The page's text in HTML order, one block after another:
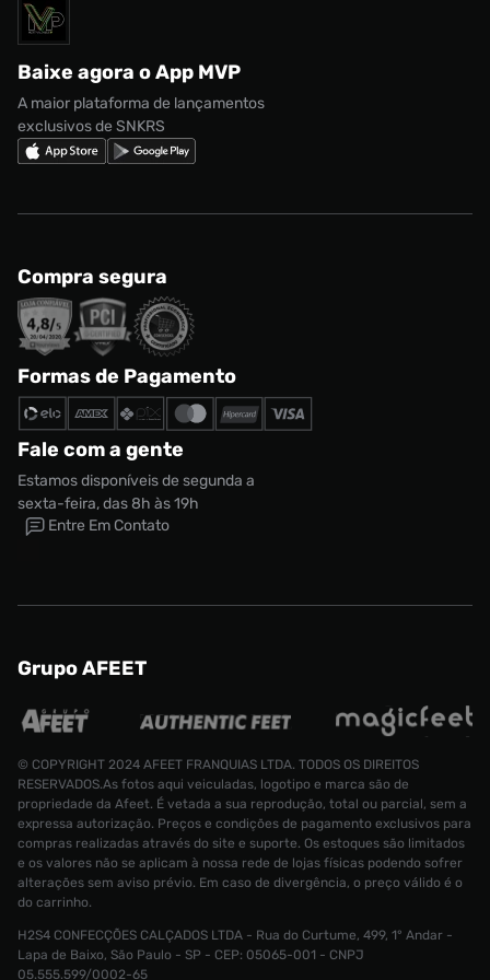
Marcas
adidas Campus
Nike Shox
Política de privacidade
Regulamento CRM/ CASHBACK
Regulamento Cupom
Solicite seus dados
Baixe agora o App MVP
A maior plataforma de lançamentos
exclusivos de SNKRS
Compra segura
Formas de Pagamento
Fale com a gente
Estamos disponíveis de segunda a
sexta-feira, das 8h às 19h
Entre Em Contato
Grupo AFEET
© COPYRIGHT 2024 AFEET FRANQUIAS LTDA. TODOS OS DIREITOS
RESERVADOS.As fotos aqui veiculadas, logotipo e marca são de
propriedade da Afeet. É vetada a sua reprodução, total ou parcial, sem a
expressa autorização. Preços e condições de pagamento exclusivos para
compras realizadas através do site e suporte. Os estoques são limitados
e os valores não se aplicam à nossa rede de lojas físicas podendo sofrer
alterações sem aviso prévio. Em caso de divergência, o preço válido é o
do carrinho.
H2S4 CONFECÇÕES CALÇADOS LTDA - Rua do Curtume, 499, 1° Andar -
Lapa de Baixo, São Paulo - SP - CEP: 05065-001 - CNPJ
05.555.599/0002-65